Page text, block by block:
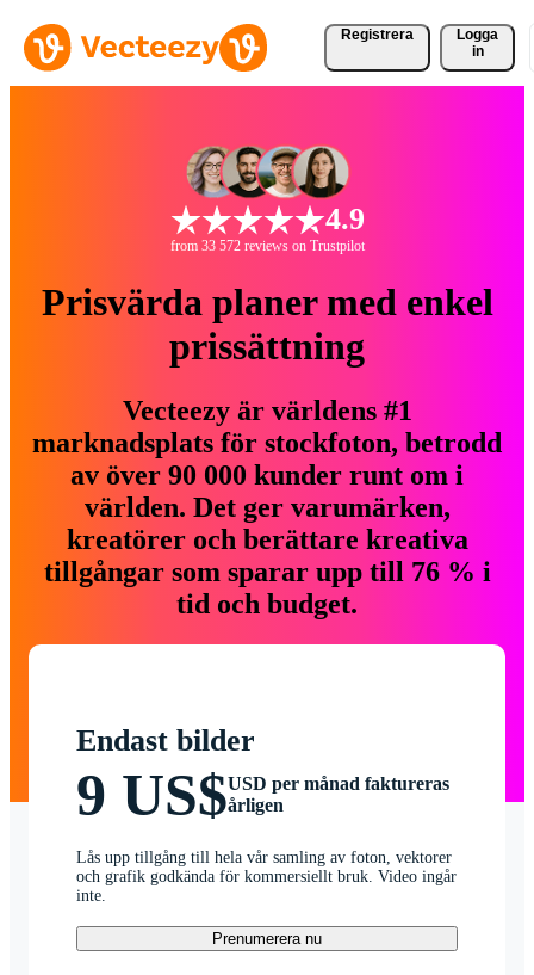
Registrera
Logga
in
4.9
from 33 572 reviews on Trustpilot
Prisvärda planer med enkel
prissättning
Vecteezy är världens #1
marknadsplats för stockfoton, betrodd
av över 90 000 kunder runt om i
världen. Det ger varumärken,
kreatörer och berättare kreativa
tillgångar som sparar upp till 76 % i
tid och budget.
Endast bilder
9 US$USD per månad faktureras
årligen
Lås upp tillgång till hela vår samling av foton, vektorer
och grafik godkända för kommersiellt bruk. Video ingår
inte.
Prenumerera nu